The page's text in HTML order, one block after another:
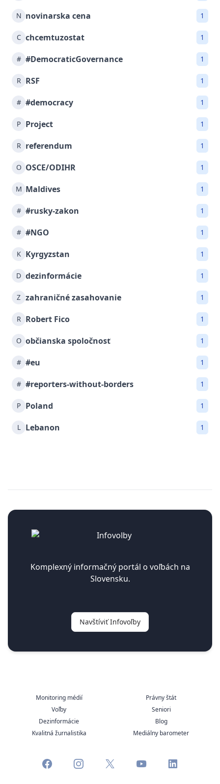
N novinarska cena 1
C chcemtuzostat 1
# #DemocraticGovernance 1
R RSF 1
# #democracy 1
P Project 1
R referendum 1
O OSCE/ODIHR 1
M Maldives 1
# #rusky-zakon 1
# #NGO 1
K Kyrgyzstan 1
D dezinformácie 1
Z zahraničné zasahovanie 1
R Robert Fico 1
O občianska spoločnosť 1
# #eu 1
# #reporters-without-borders 1
P Poland 1
L Lebanon 1
Komplexný informačný portál o voľbách na
Slovensku.
Navštíviť Infovoľby
Monitoring médií
Voľby
Dezinformácie
Kvalitná žurnalistika
Právny štát
Seniori
Blog
Mediálny barometer
facebookinstagram
x youtube linkedin